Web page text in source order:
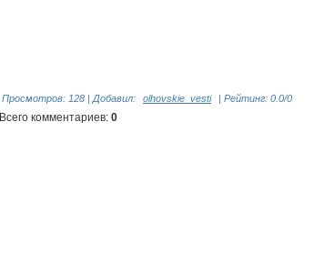
Просмотров: 128 | Добавил: olhovskie_vesti | Рейтинг: 0.0/0
Всего комментариев: 0